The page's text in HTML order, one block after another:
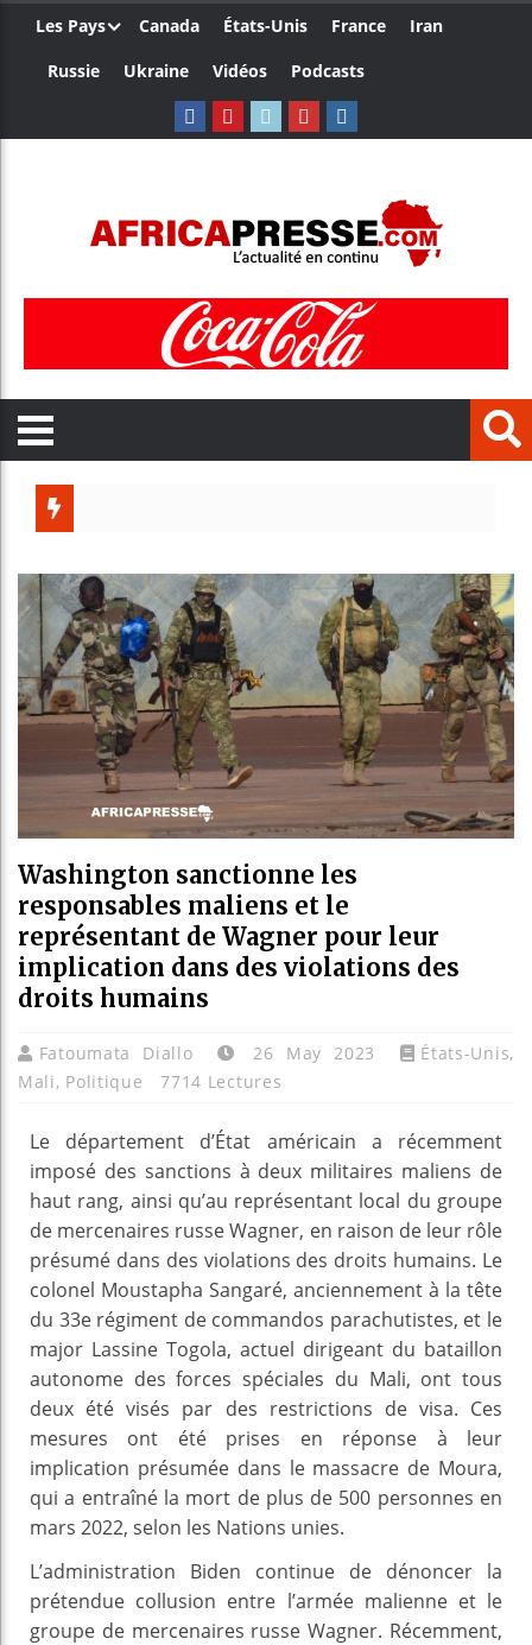
Les Pays Canada États-Unis France
Iran
Russie
Ukraine Vidéos Podcasts
Guinée
Bénin :
Washington sanctionne les
responsables maliens et le
représentant de Wagner pour leur
implication dans des violations des
droits humains
Fatoumata Diallo 26 May 2023 États-Unis,
Mali, Politique 7714 Lectures
Le département d’État américain a récemment
imposé des sanctions à deux militaires maliens de
haut rang, ainsi qu’au représentant local du groupe
de mercenaires russe Wagner, en raison de leur rôle
présumé dans des violations des droits humains. Le
colonel Moustapha Sangaré, anciennement à la tête
du 33e régiment de commandos parachutistes, et le
major Lassine Togola, actuel dirigeant du bataillon
autonome des forces spéciales du Mali, ont tous
deux été visés par des restrictions de visa. Ces
mesures ont été prises en réponse à leur
implication présumée dans le massacre de Moura,
qui a entraîné la mort de plus de 500 personnes en
mars 2022, selon les Nations unies.
L’administration Biden continue de dénoncer la
prétendue collusion entre l’armée malienne et le
groupe de mercenaires russe Wagner. Récemment,